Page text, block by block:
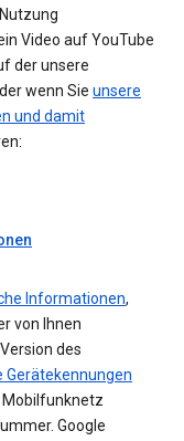
Video auf YouTube
der unsere
wenn Sie unsere
und damit
Informationen,
von Ihnen
des
Gerätekennungen
Google